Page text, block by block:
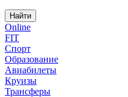
Найти
Online
FIT
Спорт
Образование
Авиабилеты
Круизы
Трансферы